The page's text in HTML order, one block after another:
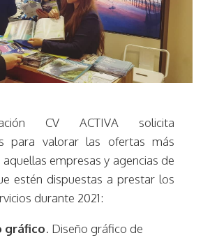
CV ACTIVA solicita
para valorar las ofertas más
empresas y agencias de
estén dispuestas a prestar los
durante 2021:
gráfico. Diseño gráfico de